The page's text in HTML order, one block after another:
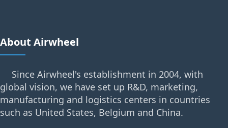
About Airwheel
Since Airwheel's establishment in 2004, with
global vision, we have set up R&D, marketing,
manufacturing and logistics centers in countries
such as United States, Belgium and China.